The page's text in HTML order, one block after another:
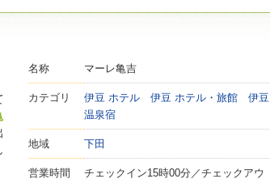
名称 マーレ亀吉
カテゴリ 伊豆 ホテル 伊豆 ホテル・旅館
伊豆
温泉宿
地域 下田
営業時間
チェックイン15時00分／チェックアウ